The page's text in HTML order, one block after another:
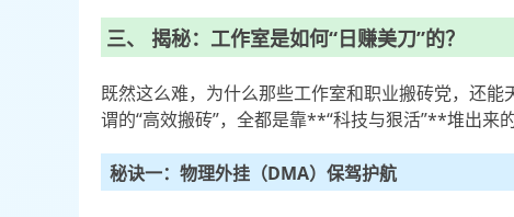
三、 揭秘：工作室是如何“日赚美刀”的？
既然这么难，为什么那些工作室和职业搬砖党，还
谓的“高效搬砖”，全都是靠**“科技与狠活”**堆出来的
秘诀一：物理外挂（DMA）保驾护航